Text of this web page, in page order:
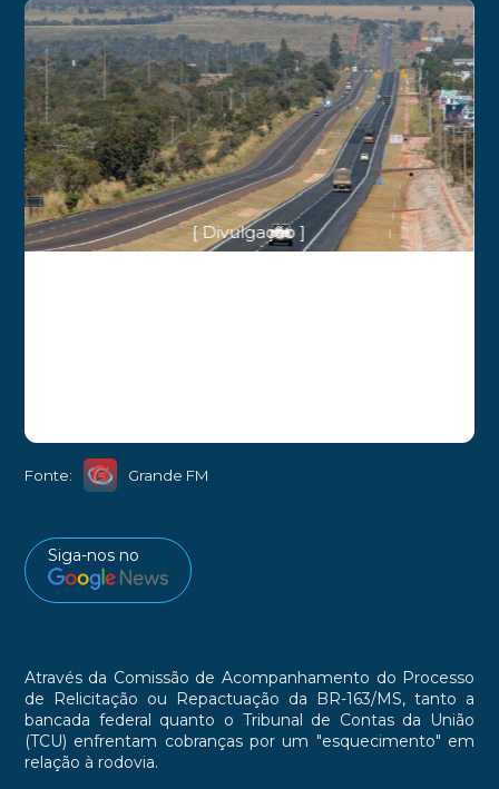
[ Divulgação ]
Fonte: Grande FM
Siga-nos no
Através da Comissão de Acompanhamento do Processo
de Relicitação ou Repactuação da BR-163/MS, tanto a
bancada federal quanto o Tribunal de Contas da União
(TCU) enfrentam cobranças por um "esquecimento" em
relação à rodovia.